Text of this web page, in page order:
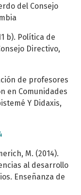
del Consejo
b). Política de
Directivo,
de profesores
en Comunidades
Y Didaxis,
M. (2014).
al desarrollo
Enseñanza de